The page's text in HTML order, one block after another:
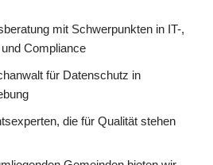
mit Schwerpunkten in IT-,
Compliance
für Datenschutz in
die für Qualität stehen